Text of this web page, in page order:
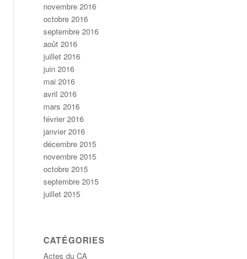
novembre 2016
octobre 2016
septembre 2016
août 2016
juillet 2016
juin 2016
mai 2016
avril 2016
mars 2016
février 2016
janvier 2016
décembre 2015
novembre 2015
octobre 2015
septembre 2015
juillet 2015
CATÉGORIES
Actes du CA